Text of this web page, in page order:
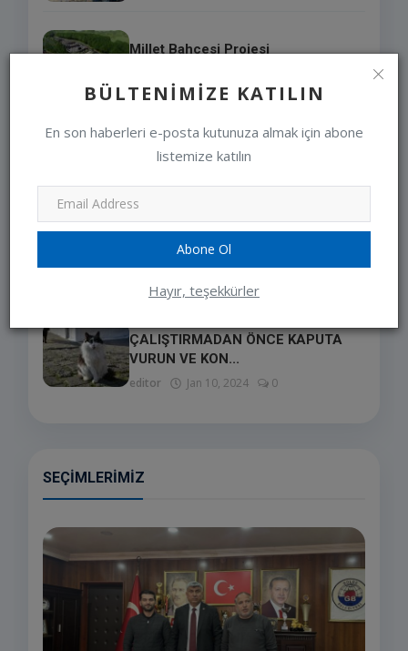
BÜLTENIMIZE KATILIN
En son haberleri e-posta kutunuza almak için abone
listemize katılın
Abone Ol
Hayır, teşekkürler
Millet Bahçesi Projesi
GÜLÜÇ BELEDİYE BAŞKANI SADIK
RECEP KARA
BAŞARININ YOLU, BİR OLMANIN
RUHUNDAN GEÇİYOR
editor Jun 27, 2023 0
ÇALIŞTIRMADAN ÖNCE KAPUTA
VURUN VE KON...
editor Jan 10, 2024 0
SEÇIMLERIMIZ